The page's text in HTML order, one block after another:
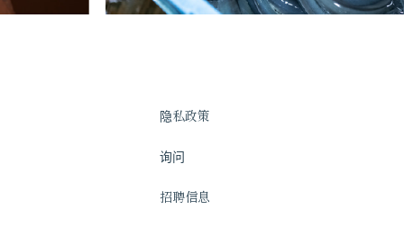
隐私政策
询问
招聘信息